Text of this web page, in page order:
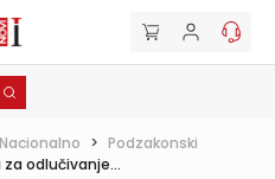
Nacionalno > Podzakonski
odlučivanje...